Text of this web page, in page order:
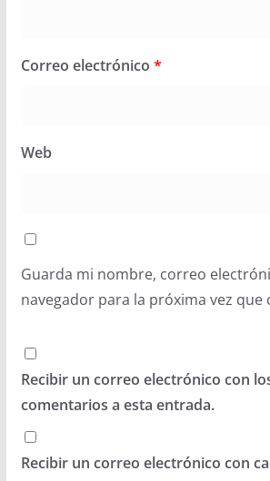
Correo electrónico *
Web
Guarda mi nombre, correo
navegador para la próxima vez que
Recibir un correo electrónico con
comentarios a esta entrada.
Recibir un correo electrónico con